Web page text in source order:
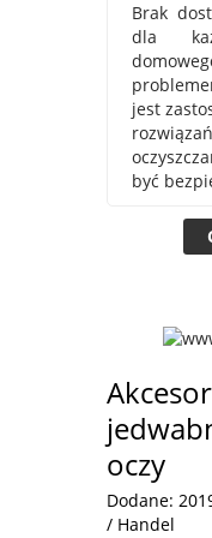
Brak
dla
jest
być
oczy
Dodane:
/ Handel